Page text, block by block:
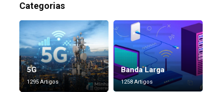
Categorias
5G
1295 Artigos
Banda Larga
1258 Artigos